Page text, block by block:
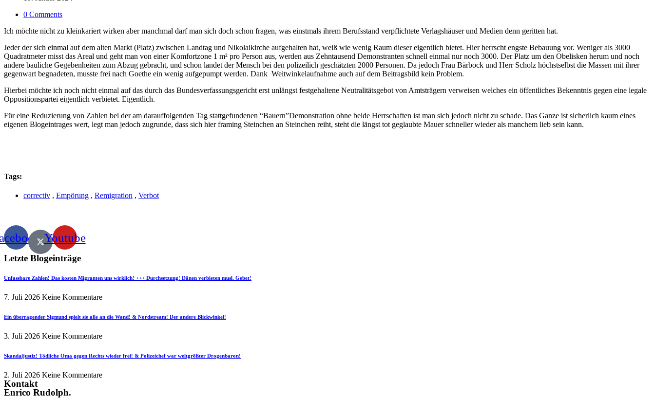
0 Comments
Ich möchte nicht zu kleinkariert wirken aber manchmal darf man sich doch schon fragen, was einstmals ihrem Berufsstand verpflichtete Verlagshäuser und Medien denn geritten hat.
Jeder der sich einmal auf dem alten Markt (Platz) zwischen Landtag und Nikolaikirche aufgehalten hat, weiß wie wenig Raum dieser eigentlich bietet. Hier herrscht engste Bebauung vor. Weniger als 3000
Quadratmeter misst das Areal und geht man von einer Komfortzone 1 m² pro Person aus, werden aus Zehntausend Demonstranten schnell einmal nur noch 3000. Der Platz um den Obelisken herum und noch
andere bauliche Gegebenheiten zum Abzug gebracht, und schon landet der Mensch bei den polizeilich geschätzten 2000 Personen. Da jedoch Frau Bärbock und Herr Scholz höchstselbst die Massen mit ihrer
gegenwart begnadeten, musste frei nach Goethe ein wenig aufgepumpt werden. Dank Weitwinkelaufnahme auch auf dem Beitragsbild kein Problem.
Hierbei möchte ich noch nicht einmal auf das durch das Bundesverfassungsgericht erst unlängst festgehaltene Neutralitätsgebot von Amtsträgern verweisen welches ein öffentliches Bekenntnis gegen eine legale
Oppositionspartei eigentlich verbietet. Eigentlich.
Für eine Reduzierung von Zahlen bei der am darauffolgenden Tag stattgefundenen “Bauern”Demonstration ohne beide Herrschaften ist man sich jedoch nicht zu schade. Das Ganze ist sicherlich kaum eines
eigenen Blogeintrages wert, legt man jedoch zugrunde, dass sich hier framing Steinchen an Steinchen reiht, steht die längst tot geglaubte Mauer schneller wieder als manchem lieb sein kann.
Tags:
correctiv , Empörung , Remigration , Verbot
Youtube
Letzte Blogeinträge
Unfassbare Zahlen! Das kosten Migranten uns wirklich! +++ Durchsetzung! Dänen verbieten musl. Gebet!
7. Juli 2026 Keine Kommentare
Ein überragender Sigmund spielt sie alle an die Wand! & Nordstream! Der andere Blickwinkel!
3. Juli 2026 Keine Kommentare
Skandaljustiz! Tödliche Oma gegen Rechts wieder frei! & Polizeichef war weltgrößter Drogenbaron!
2. Juli 2026 Keine Kommentare
Kontakt
Enrico Rudolph.